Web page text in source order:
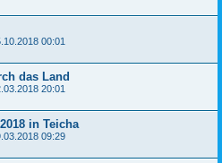
00:01
das Land
20:01
in Teicha
09:29